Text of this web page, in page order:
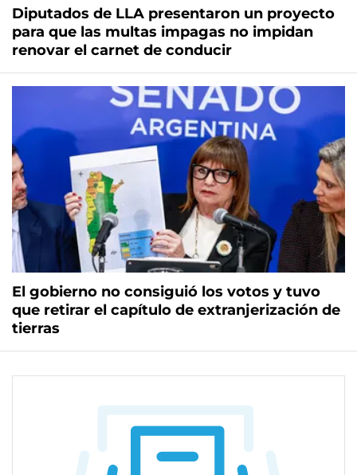
Diputados de LLA presentaron un proyecto
para que las multas impagas no impidan
renovar el carnet de conducir
El gobierno no consiguió los votos y tuvo
que retirar el capítulo de extranjerización de
tierras